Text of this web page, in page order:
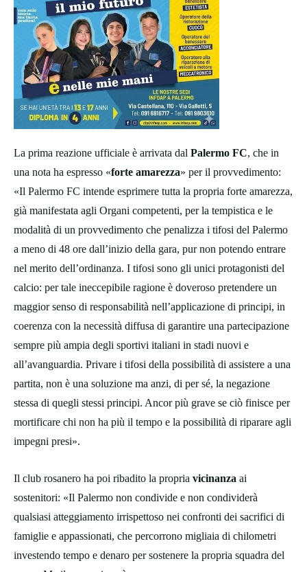
La prima reazione ufficiale è arrivata dal Palermo FC, che in
una nota ha espresso «forte amarezza» per il provvedimento:
«Il Palermo FC intende esprimere tutta la propria forte amarezza,
già manifestata agli Organi competenti, per la tempistica e le
modalità di un provvedimento che penalizza i tifosi del Palermo
a meno di 48 ore dall’inizio della gara, pur non potendo entrare
nel merito dell’ordinanza. I tifosi sono gli unici protagonisti del
calcio: per tale ineccepibile ragione è doveroso pretendere un
maggior senso di responsabilità nell’applicazione di principi, in
coerenza con la necessità diffusa di garantire una partecipazione
sempre più ampia degli sportivi italiani in stadi nuovi e
all’avanguardia. Privare i tifosi della possibilità di assistere a una
partita, non è una soluzione ma anzi, di per sé, la negazione
stessa di quegli stessi principi. Ancor più grave se ciò finisce per
mortificare chi non ha più il tempo e la possibilità di riparare agli
impegni presi».
Il club rosanero ha poi ribadito la propria vicinanza ai
sostenitori: «Il Palermo non condivide e non condividerà
qualsiasi atteggiamento irrispettoso nei confronti dei sacrifici di
famiglie e appassionati, che percorrono migliaia di chilometri
investendo tempo e denaro per sostenere la propria squadra del